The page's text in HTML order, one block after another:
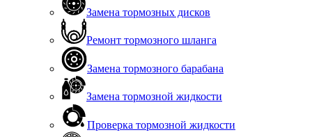
Замена тормозных дисков
Ремонт тормозного шланга
Замена тормозного барабана
Замена тормозной жидкости
Проверка тормозной жидкости